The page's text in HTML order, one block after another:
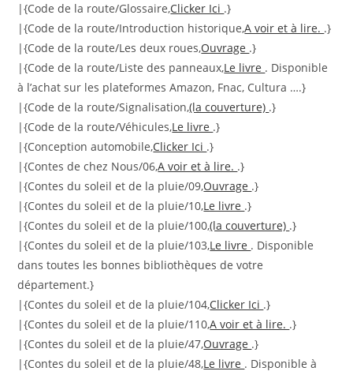
|{Code de la route/Glossaire,Clicker Ici .}
|{Code de la route/Introduction historique,A voir et à lire. .}
|{Code de la route/Les deux roues,Ouvrage .}
|{Code de la route/Liste des panneaux,Le livre . Disponible
à l’achat sur les plateformes Amazon, Fnac, Cultura ….}
|{Code de la route/Signalisation,(la couverture) .}
|{Code de la route/Véhicules,Le livre .}
|{Conception automobile,Clicker Ici .}
|{Contes de chez Nous/06,A voir et à lire. .}
|{Contes du soleil et de la pluie/09,Ouvrage .}
|{Contes du soleil et de la pluie/10,Le livre .}
|{Contes du soleil et de la pluie/100,(la couverture) .}
|{Contes du soleil et de la pluie/103,Le livre . Disponible
dans toutes les bonnes bibliothèques de votre
département.}
|{Contes du soleil et de la pluie/104,Clicker Ici .}
|{Contes du soleil et de la pluie/110,A voir et à lire. .}
|{Contes du soleil et de la pluie/47,Ouvrage .}
|{Contes du soleil et de la pluie/48,Le livre . Disponible à